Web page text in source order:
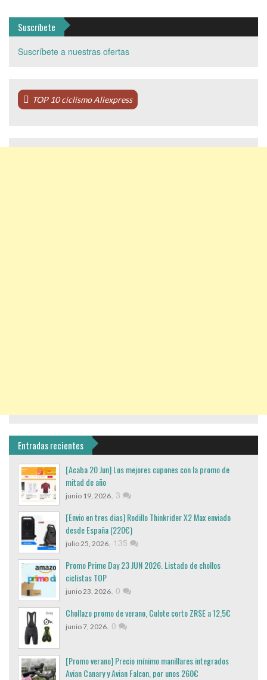
Suscríbete
Suscríbete a nuestras ofertas
TOP 10 ciclismo Aliexpress
Entradas recientes
[Acaba 20 Jun] Los mejores cupones con la promo de
mitad de año
junio 19, 2026, 3
[Envio en tres dias] Rodillo Thinkrider X2 Max enviado
desde España (220€)
julio 25, 2026, 135
Promo Prime Day 23 JUN 2026. Listado de chollos
ciclistas TOP
junio 23, 2026, 0
Chollazo promo de verano, Culote corto ZRSE a 12,5€
junio 7, 2026, 0
[Promo verano] Precio mínimo manillares integrados
Avian Canary y Avian Falcon, por unos 260€